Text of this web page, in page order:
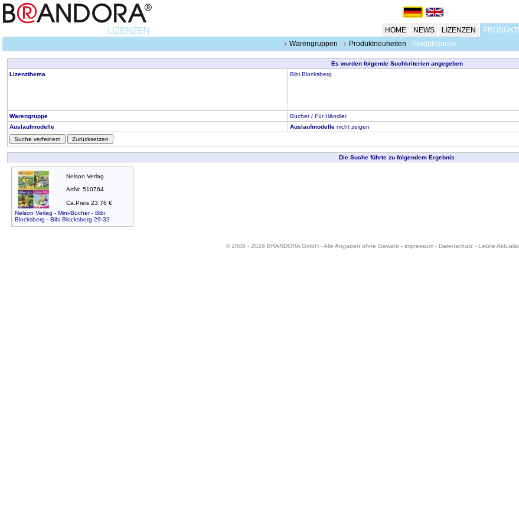
LIZENZEN HOME NEWS LIZENZEN
Warengruppen
Produktneuheiten Produktsuche
Es wurden folgende Suchkriterien angegeben
Lizenzthema
Bibi Blocksberg
Warengruppe
Bücher / Für Händler
Auslaufmodelle
Auslaufmodelle nicht zeigen
Suche verfeinern
Zurücksetzen
Die Suche führte zu folgendem Ergebnis
Nelson Verlag
ArtNr. 510764
Ca.Preis 23,76 €
Nelson Verlag - Mini-Bücher - Bibi
Blocksberg - Bibi Blocksberg 29-32
© 2000 - 2026 BRANDORA GmbH - Alle Angaben ohne Gewähr - impressum- Datenschutz- Letzte